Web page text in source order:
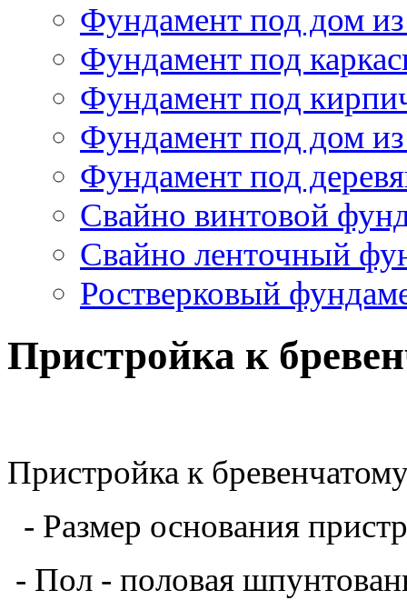
Фундамент под дом
Фундамент под
Фундамент под
Фундамент под дом
Фундамент под
Свайно винтовой
Свайно ленточный
Ростверковый
Пристройка к
Пристройка к
- Размер основания
- Пол - половая